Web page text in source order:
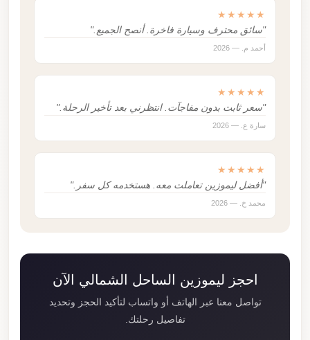
★★★★★
"سائق محترف وسيارة فاخرة. أنصح الجميع."
أحمد م. — 2026
★★★★★
"سعر ثابت بدون مفاجآت. انتظرني بعد تأخير الرحلة."
سارة ع. — 2026
★★★★★
"أفضل ليموزين تعاملت معه. هستخدمه كل سفر."
محمد خ. — 2026
احجز ليموزين الساحل الشمالي الآن
تواصل معنا عبر الهاتف أو واتساب لتأكيد الحجز وتحديد
تفاصيل رحلتك.